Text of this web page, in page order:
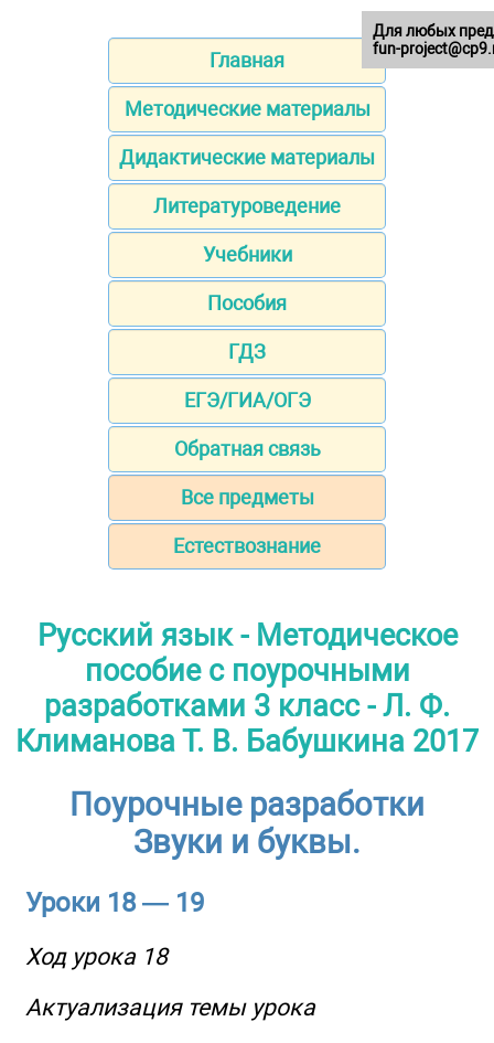
Главная
Методические материалы
Дидактические материалы
Литературоведение
Учебники
Пособия
ГДЗ
ЕГЭ/ГИА/ОГЭ
Обратная связь
Все предметы
Естествознание
Русский язык - Методическое
пособие с поурочными
разработками 3 класс - Л. Ф.
Климанова Т. В. Бабушкина 2017
Поурочные разработки
Звуки и буквы.
Уроки 18 — 19
Ход урока 18
Актуализация темы урока
Для любых
fun-